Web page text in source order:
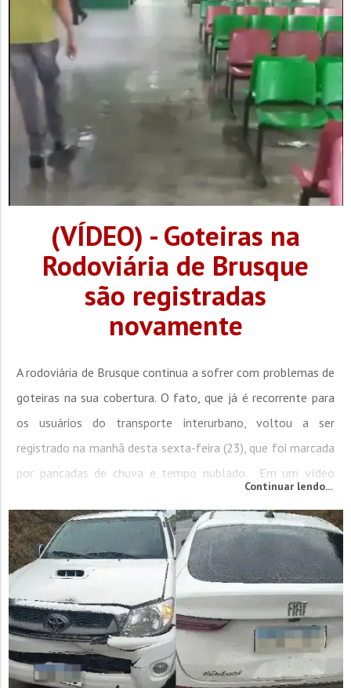
(VÍDEO) - Goteiras na
Rodoviária de Brusque
são registradas
novamente
A rodoviária de Brusque continua a sofrer com problemas de
goteiras na sua cobertura. O fato, que já é recorrente para
os usuários do transporte interurbano, voltou a ser
registrado na manhã desta sexta-feira (23), que foi marcada
por pancadas de chuva e tempo nublado. Em um vídeo
o chão com poças d’água, ao lado das cadeiras que...
Continuar lendo...